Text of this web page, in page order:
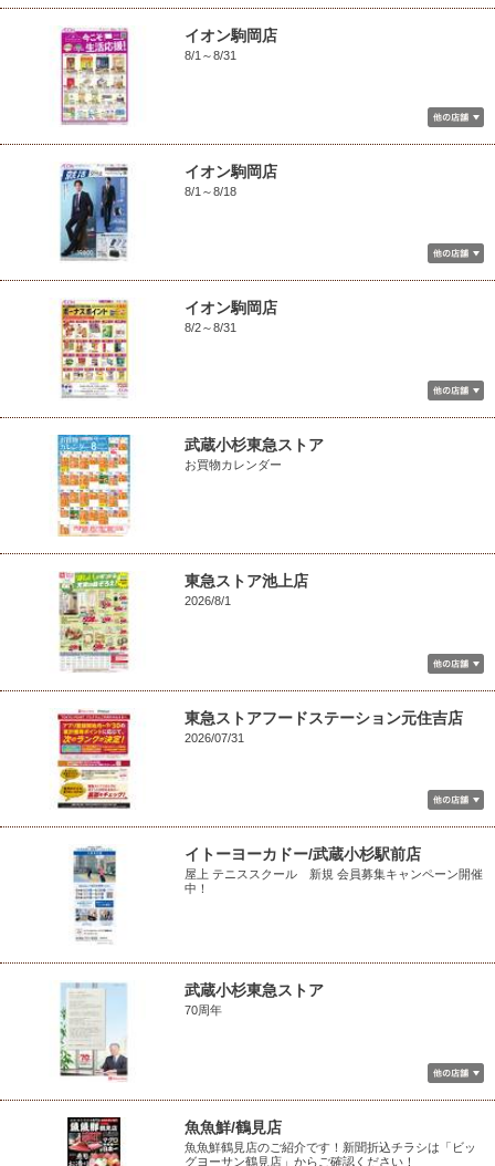
イオン駒岡店
8/1～8/31
イオン駒岡店
8/1～8/18
イオン駒岡店
8/2～8/31
武蔵小杉東急ストア
お買物カレンダー
東急ストア池上店
2026/8/1
東急ストアフードステーション元住吉店
2026/07/31
イトーヨーカドー/武蔵小杉駅前店
屋上 テニススクール 新規 会員募集キャンペーン開催
中！
武蔵小杉東急ストア
70周年
魚魚鮮/鶴見店
魚魚鮮鶴見店のご紹介です！新聞折込チラシは「ビッ
グヨーサン鶴見店」からご確認ください！